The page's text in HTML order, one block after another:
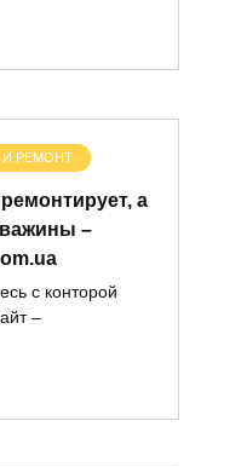
И РЕМОНТ
а
–
с конторой
–